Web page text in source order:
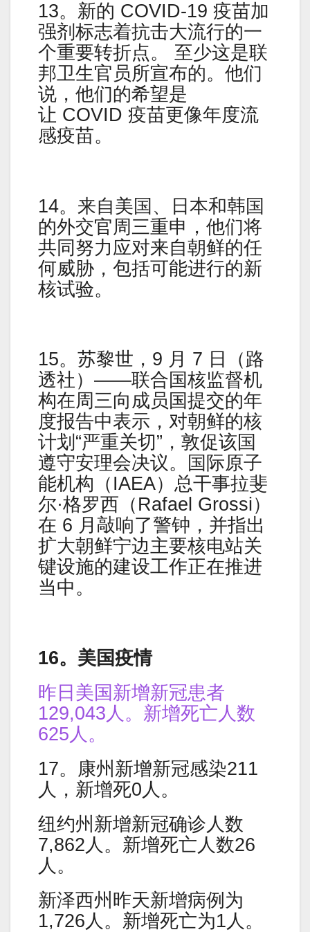
13。新的 COVID-19 疫苗加
强剂标志着抗击大流行的一
个重要转折点。 至少这是联
邦卫生官员所宣布的。他们
说，他们的希望是
让 COVID 疫苗更像年度流
感疫苗。
14。来自美国、日本和韩国
的外交官周三重申，他们将
共同努力应对来自朝鲜的任
何威胁，包括可能进行的新
核试验。
15。苏黎世，9 月 7 日（路
透社）——联合国核监督机
构在周三向成员国提交的年
度报告中表示，对朝鲜的核
计划“严重关切”，敦促该国
遵守安理会决议。国际原子
能机构（IAEA）总干事拉斐
尔·格罗西（Rafael Grossi）
在 6 月敲响了警钟，并指出
扩大朝鲜宁边主要核电站关
键设施的建设工作正在推进
当中。
16。美国疫情
昨日美国新增新冠患者
129,043人。新增死亡人数
625人。
17。康州新增新冠感染211
人，新增死0人。
纽约州新增新冠确诊人数
7,862人。新增死亡人数26
人。
新泽西州昨天新增病例为
1,726人。新增死亡为1人。